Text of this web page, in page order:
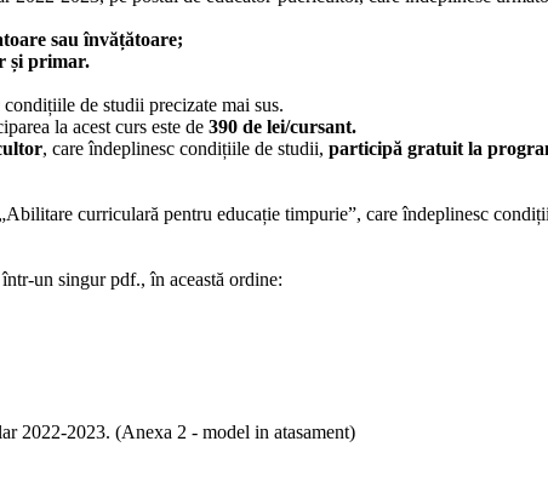
sau învățătoare;
și primar.
de studii precizate mai sus.
la acest curs este de 390 de lei/cursant.
, care îndeplinesc condițiile de studii, participă gratuit la
curriculară pentru educație timpurie”, care îndeplinesc
un singur pdf., în această ordine:
2022-2023. (Anexa 2 - model in atasament)